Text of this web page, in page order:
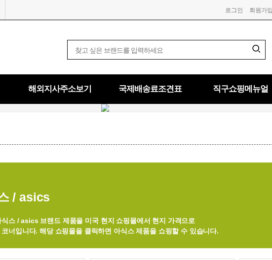
로그인 회원가입
해외지사주소보기 국제배송료조견표 직구쇼핑메뉴얼
/ asics
식스 / asics 브랜드 제품을 미국 현지 쇼핑몰에서 현지 가격으로
코너입니다. 해당 쇼핑몰을 클릭하면 아식스 제품을 쇼핑할 수 있습니다.